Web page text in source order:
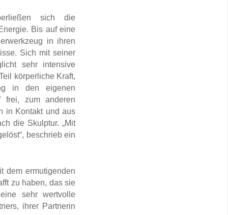
sich die
Bis auf eine
in ihren
Sich mit seiner
sehr intensive
körperliche Kraft,
in den eigenen
frei, zum anderen
in Kontakt und aus
die Skulptur. „Mit
beschrieb ein
dem ermutigenden
zu haben, das sie
sehr wertvolle
ihrer Partnerin